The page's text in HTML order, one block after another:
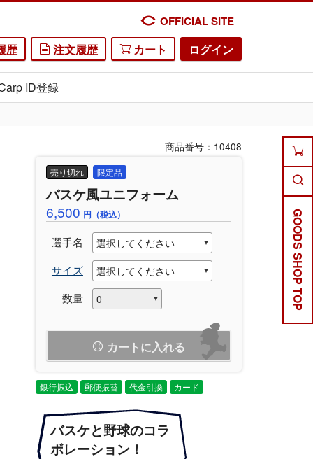
OFFICIAL SITE
歴 注文履歴 カート ログイン
ID登録
GOODS SHOP TOP
商品番号：10408
売り切れ 限定品
バスケ風ユニフォーム
6,500 円（税込）
選手名
サイズ
数量
カートに入れる
銀行振込 郵便振替 代金引換 カード
バスケと野球のコラ
ボレーション！